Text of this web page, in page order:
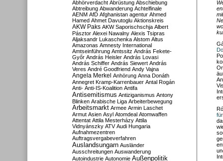
Abhörverdacht Abrüstung Abschiebung
Abtreibung Abwanderung Achtelfinale
AENM AfD Afghanistan agentur Ahmed
Hamed Ahmet Davutoglu Aktionskreis
AKW Paks AKW Saporischschja Albert
Pásztor Alexei Nawalny Alexis Tsipras
Aljaksandr Lukaschenka Alstom Altus
Amazonas Amnesty International
Amtseinführung Amtssitz András Fekete-
Győr András Heisler András Lovasi
András Schiffer András Siewert András
Veres André Goodfriend Andy Vajna
Angela Merkel Anhörung Anna Donáth
Annegret Kramp-Karrenbauer Antal Rogán
Anti- Anti-IS-Koalition Antifa
Antisemitismus Antiziganismus Antony
Blinken Arabische Liga Arbeiterbewegung
Arbeitsmarkt Armee Armin Laschet
Armut Asien Asyl Atomdeal Atomwaffen
Attentat Attila Mesterházy Attila
Vidnyánszky ATV Audi Hungaria
Aufnahmezentren
Auftragsvergabeverfahren
Auslandsungarn Ausländer
Ausschreitungen Auswanderung
Autoindustrie Autonomie Außenpolitik